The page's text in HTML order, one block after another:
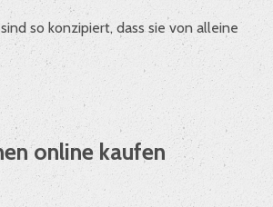
so konzipiert, dass sie von alleine
online kaufen